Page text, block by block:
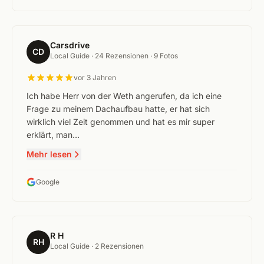
CD
Carsdrive
Local Guide · 24 Rezensionen · 9 Fotos
vor 3 Jahren
Ich habe Herr von der Weth angerufen, da ich eine
Frage zu meinem Dachaufbau hatte, er hat sich
wirklich viel Zeit genommen und hat es mir super
erklärt, man…
Mehr lesen
Google
RH
R H
Local Guide · 2 Rezensionen